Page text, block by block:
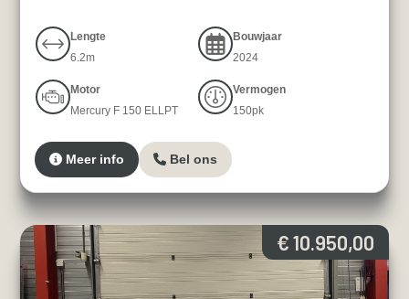
Lengte
6.2m
Bouwjaar
2024
Motor
Mercury F 150 ELLPT
Vermogen
150pk
Meer info Bel ons
€ 10.950,00